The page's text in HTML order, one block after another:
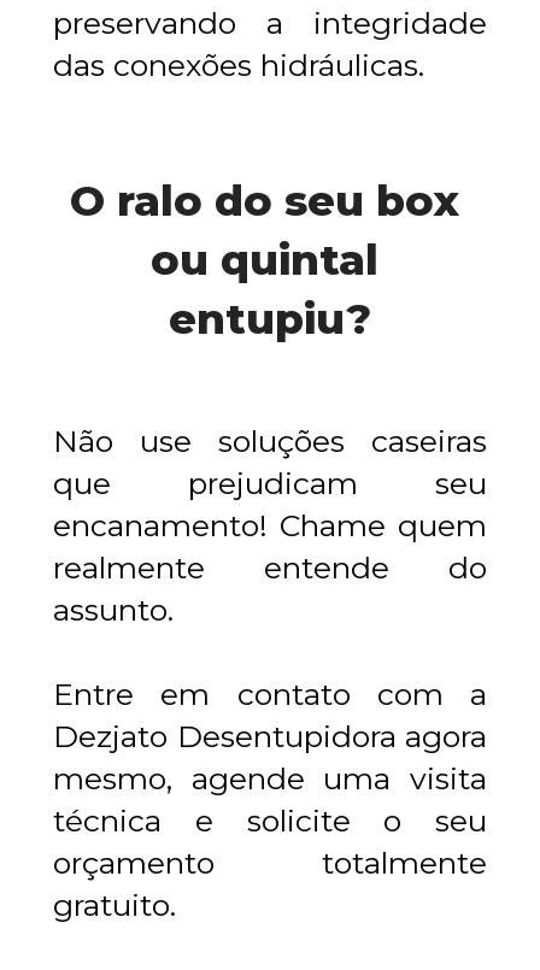
preservando a integridade
das conexões hidráulicas.
O ralo do seu box
ou quintal
entupiu?
Não use soluções caseiras
que prejudicam seu
encanamento! Chame quem
realmente entende do
assunto.
Entre em contato com a
Dezjato Desentupidora agora
mesmo, agende uma visita
técnica e solicite o seu
orçamento totalmente
gratuito.